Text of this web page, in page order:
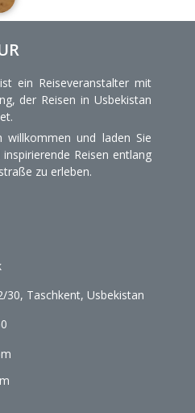
ein Reiseveranstalter mit
der Reisen in Usbekistan
willkommen und laden Sie
Reisen entlang
zu erleben.
30, Taschkent, Usbekistan